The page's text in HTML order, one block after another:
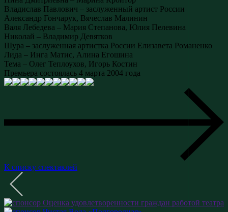
Владислав Павлович – заслуженный артист России
Александр Гончарук, Вячеслав Малинин
Валя Лебедева – Мария Степанова, Юлия Пелевина
Николай – Владимир Девятков
Шура – заслуженная артистка России Елизавета Романенко
Лида – Инга Матис, Алина Егошина
Тема – Олег Теплоухов, Игорь Костин
Премьера состоялась 4 марта 2004 года
К списку спектаклей